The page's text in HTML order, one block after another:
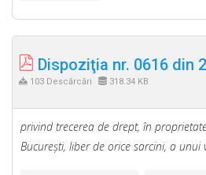
Dispoziţia nr. 0616 din
103 Descărcări 318.34 KB
privind trecerea de drept, în
Bucureşti, liber de orice sarcini, a unui